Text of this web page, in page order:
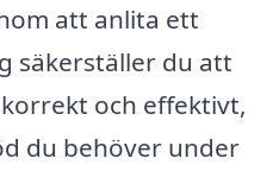
att anlita ett
säkerställer du att
och effektivt,
du behöver under